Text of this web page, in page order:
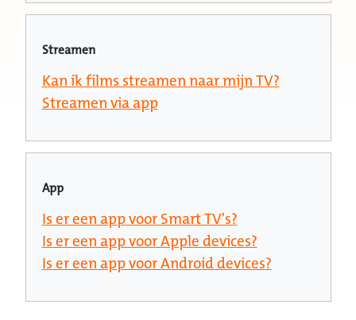
Streamen
Kan ik films streamen naar mijn TV?
Streamen via app
App
Is er een app voor Smart TV's?
Is er een app voor Apple devices?
Is er een app voor Android devices?